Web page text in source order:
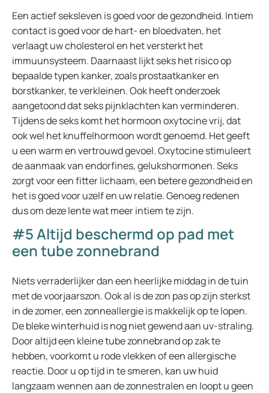
Een actief seksleven is goed voor de gezondheid. Intiem
contact is goed voor de hart- en bloedvaten, het
verlaagt uw cholesterol en het versterkt het
immuunsysteem. Daarnaast lijkt seks het risico op
bepaalde typen kanker, zoals prostaatkanker en
borstkanker, te verkleinen. Ook heeft onderzoek
aangetoond dat seks pijnklachten kan verminderen.
Tijdens de seks komt het hormoon oxytocine vrij, dat
ook wel het knuffelhormoon wordt genoemd. Het geeft
u een warm en vertrouwd gevoel. Oxytocine stimuleert
de aanmaak van endorfines, gelukshormonen. Seks
zorgt voor een fitter lichaam, een betere gezondheid en
het is goed voor uzelf en uw relatie. Genoeg redenen
dus om deze lente wat meer intiem te zijn.
#5 Altijd beschermd op pad met
een tube zonnebrand
Niets verraderlijker dan een heerlijke middag in de tuin
met de voorjaarszon. Ook al is de zon pas op zijn sterkst
in de zomer, een zonneallergie is makkelijk op te lopen.
De bleke winterhuid is nog niet gewend aan uv-straling.
Door altijd een kleine tube zonnebrand op zak te
hebben, voorkomt u rode vlekken of een allergische
reactie. Door u op tijd in te smeren, kan uw huid
langzaam wennen aan de zonnestralen en loopt u geen